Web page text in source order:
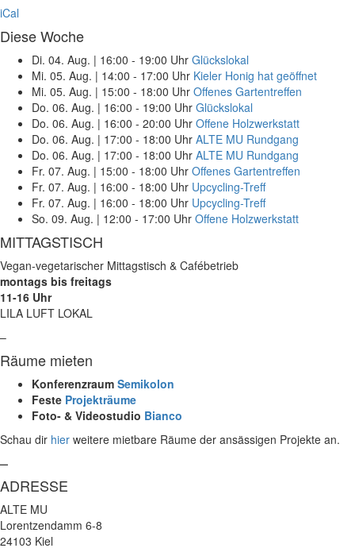
iCal
Diese Woche
Di. 04. Aug. | 16:00 - 19:00 Uhr Glückslokal
Mi. 05. Aug. | 14:00 - 17:00 Uhr Kieler Honig hat geöffnet
Mi. 05. Aug. | 15:00 - 18:00 Uhr Offenes Gartentreffen
Do. 06. Aug. | 16:00 - 19:00 Uhr Glückslokal
Do. 06. Aug. | 16:00 - 20:00 Uhr Offene Holzwerkstatt
Do. 06. Aug. | 17:00 - 18:00 Uhr ALTE MU Rundgang
Do. 06. Aug. | 17:00 - 18:00 Uhr ALTE MU Rundgang
Fr. 07. Aug. | 15:00 - 18:00 Uhr Offenes Gartentreffen
Fr. 07. Aug. | 16:00 - 18:00 Uhr Upcycling-Treff
Fr. 07. Aug. | 16:00 - 18:00 Uhr Upcycling-Treff
So. 09. Aug. | 12:00 - 17:00 Uhr Offene Holzwerkstatt
MITTAGSTISCH
Vegan-vegetarischer Mittagstisch & Cafébetrieb
montags bis freitags
11-16 Uhr
LILA LUFT LOKAL
–
Räume mieten
Konferenzraum Semikolon
Feste Projekträume
Foto- & Videostudio Bianco
Schau dir hier weitere mietbare Räume der ansässigen Projekte an.
–
ADRESSE
ALTE MU
Lorentzendamm 6-8
24103 Kiel